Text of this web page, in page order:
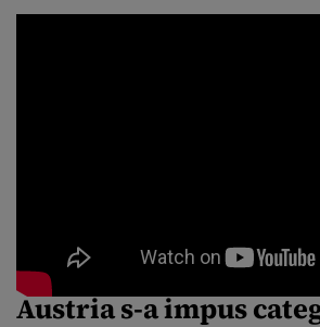
Austria s-a impus